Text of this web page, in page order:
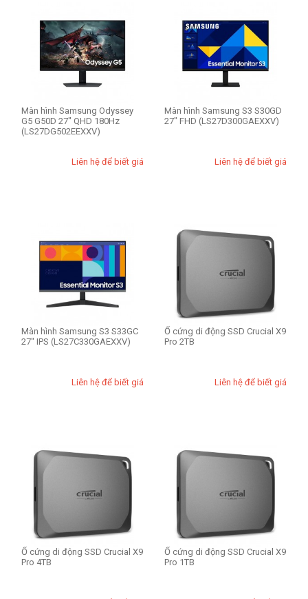
Màn hình Samsung Odyssey
G5 G50D 27" QHD 180Hz
(LS27DG502EEXXV)
Liên hệ để biết giá
Màn hình Samsung S3 S30GD
27" FHD (LS27D300GAEXXV)
Liên hệ để biết giá
Màn hình Samsung S3 S33GC
27" IPS (LS27C330GAEXXV)
Liên hệ để biết giá
Ổ cứng di động SSD Crucial X9
Pro 2TB
Liên hệ để biết giá
Ổ cứng di động SSD Crucial X9
Pro 4TB
Ổ cứng di động SSD Crucial X9
Pro 1TB